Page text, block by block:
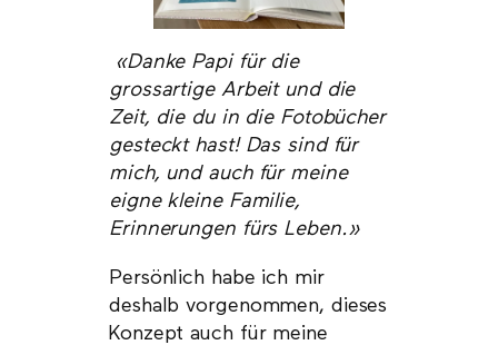
«Danke Papi für die
grossartige Arbeit und die
Zeit, die du in die Fotobücher
gesteckt hast! Das sind für
mich, und auch für meine
eigne kleine Familie,
Erinnerungen fürs Leben.»
Persönlich habe ich mir
deshalb vorgenommen, dieses
Konzept auch für meine